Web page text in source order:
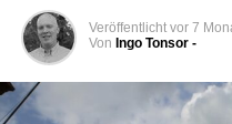
Veröffentlicht vor 7
Von Ingo Tonsor -